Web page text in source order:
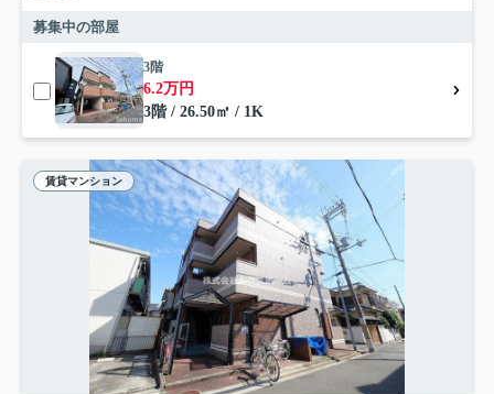
募集中の部屋
3階
6.2万円
3階 / 26.50㎡ / 1K
賃貸マンション